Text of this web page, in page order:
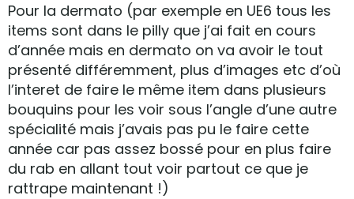
Pour la dermato (par exemple en UE6 tous les
items sont dans le pilly que j’ai fait en cours
d’année mais en dermato on va avoir le tout
présenté différemment, plus d’images etc d’où
l’interet de faire le même item dans plusieurs
bouquins pour les voir sous l’angle d’une autre
spécialité mais j’avais pas pu le faire cette
année car pas assez bossé pour en plus faire
du rab en allant tout voir partout ce que je
rattrape maintenant !)